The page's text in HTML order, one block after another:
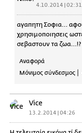
4.10.2014 | 02:31
αγαπητη Σοφια...
χρησιμοποιησεις
σεβαστουν τα ζωα...!?
Αναφορά
Μόνιμος σύνδεσμος
Vice
13.2.2014 | 04:26